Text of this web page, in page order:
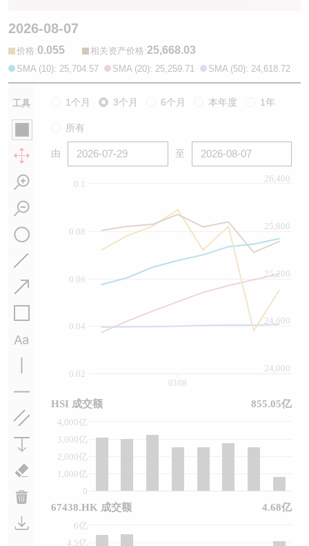
2026-08-07
价格:0.055 相关资产价格:25,668.03
SMA (10): 25,704.57 SMA (20): 25,259.71 SMA (50): 24,618.72
工具 1个月 3个月 6个月 本年度 1年
所有
由 至
0.02
0.04
0.06
0.08
0.1
24,000
24,600
25,200
25,800
26,400
0
1,000亿
2,000亿
3,000亿
4,000亿
4.5亿
6亿
03/08
HSI 成交额 855.05亿
67438.HK 成交额 4.68亿